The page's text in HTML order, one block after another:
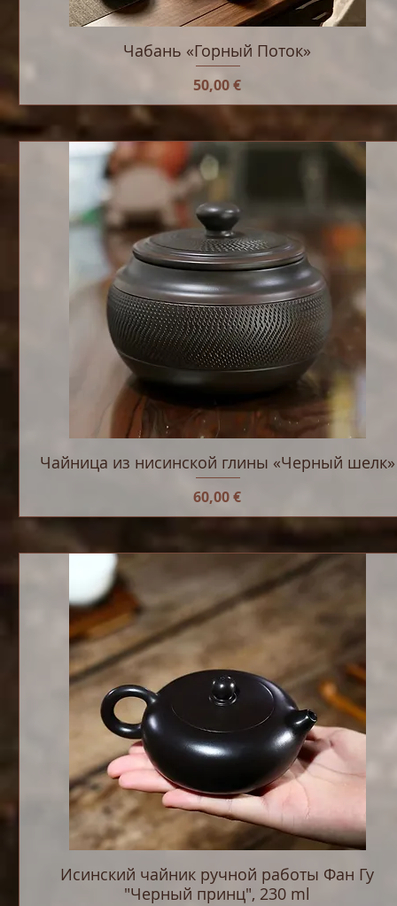
Чабань «Горный Поток»
Цена
50,00 €
Чайница из нисинской глины «Черный шелк»
Цена
60,00 €
Исинский чайник ручной работы Фан Гу
"Черный принц", 230 ml